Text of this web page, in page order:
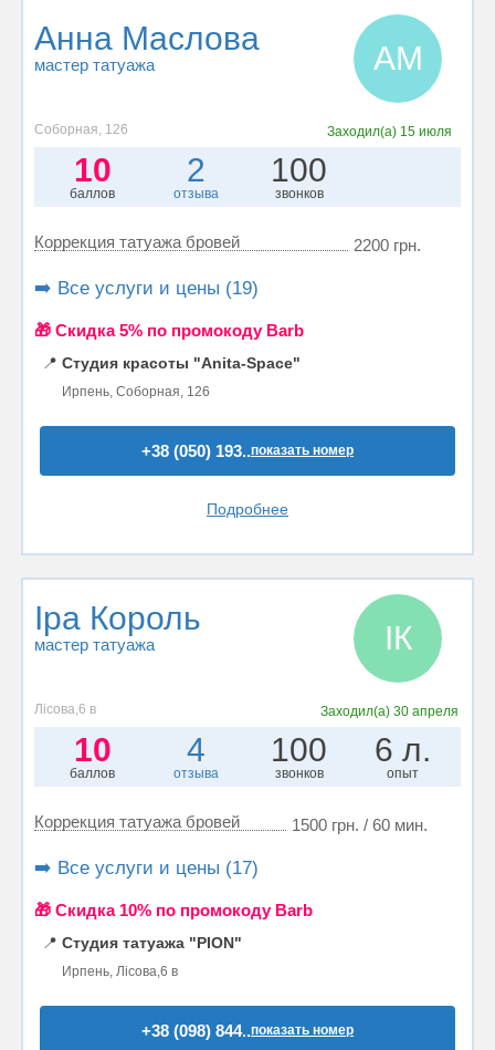
Анна Маслова
мастер татуажа АМ
Соборная, 126 Заходил(а) 15 июля
10
баллов
2
отзыва
100
звонков
Коррекция татуажа бровей 2200 грн.
➡️ Все услуги и цены (19)
🎁 Cкидка 5% по промокоду Barb
📍 Студия красоты "Anita-Space"
Ирпень, Соборная, 126
+38 (050) 193..показать номер
Подробнее
Іра Король
мастер татуажа ІК
Лісова,6 в Заходил(а)30 апреля
10
баллов
4
отзыва
100
звонков
6 л.
опыт
Коррекция татуажа бровей 1500 грн. / 60 мин.
➡️ Все услуги и цены (17)
🎁 Cкидка 10% по промокоду Barb
📍 Студия татуажа "PION"
Ирпень, Лісова,6 в
+38 (098) 844..показать номер